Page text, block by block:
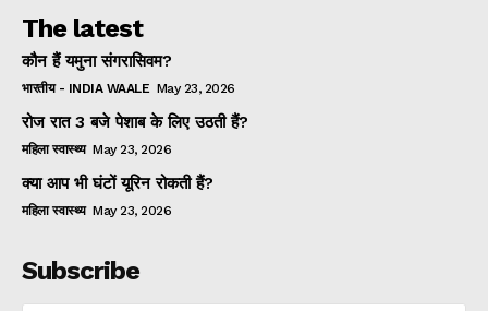
The latest
कौन हैं यमुना संगरासिवम?
भारतीय - INDIA WAALE May 23, 2026
रोज रात 3 बजे पेशाब के लिए उठती हैं?
महिला स्वास्थ्य May 23, 2026
क्या आप भी घंटों यूरिन रोकती हैं?
महिला स्वास्थ्य May 23, 2026
Subscribe